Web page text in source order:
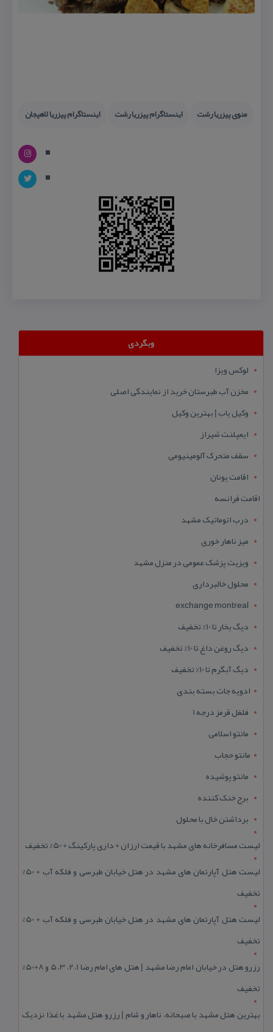
منوی پیزریا رشت اینستاگرام پیزریا رشت اینستاگرام پیزریا لاهیجان
وبگردی
لوکس ویزا
مخزن آب طبرستان خرید از نمایندگی اصلی
وکیل یاب | بهترین وکیل
ایمپلنت شیراز
سقف متحرک آلومینیومی
اقامت یونان
اقامت فرانسه
درب اتوماتیک مشهد
میز ناهار خوری
ویزیت پزشک عمومی در منزل مشهد
محلول خالبرداری
exchange montreal
دیگ بخار تا 10% تخفیف
دیگ روغن داغ تا 10% تخفیف
دیگ آبگرم تا 10% تخفیف
ادویه جات بسته بندی
فلفل قرمز درجه 1
مانتو اسلامی
مانتو حجاب
مانتو پوشیده
برج خنک کننده
برداشتن خال با محلول
لیست مسافرخانه های مشهد با قیمت ارزان + داری پارکینگ + 50% تخفیف
لیست هتل آپارتمان های مشهد در هتل خیابان طبرسی و فلکه آب + 50%
تخفیف
لیست هتل آپارتمان های مشهد در هتل خیابان طبرسی و فلکه آب + 50%
تخفیف
رزرو هتل در خیابان امام رضا مشهد | هتل‌ های امام رضا 1، 2، 3، 5 و 8+50%
تخفیف
بهترین هتل مشهد با صبحانه، ناهار و شام | رزرو هتل مشهد با غذا نزدیک